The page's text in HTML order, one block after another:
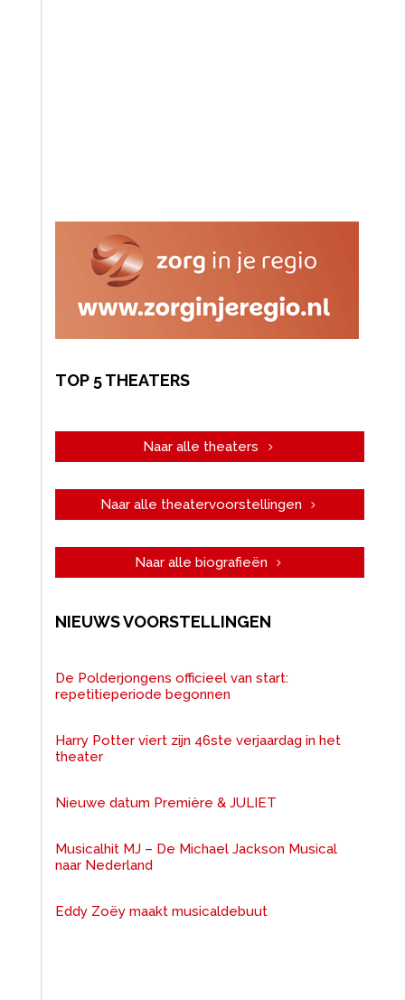
TOP 5 THEATERS
Naar alle theaters
Naar alle theatervoorstellingen
Naar alle biografieën
NIEUWS VOORSTELLINGEN
De Polderjongens officieel van start:
repetitieperiode begonnen
Harry Potter viert zijn 46ste verjaardag in het
theater
Nieuwe datum Première & JULIET
Musicalhit MJ – De Michael Jackson Musical
naar Nederland
Eddy Zoëy maakt musicaldebuut